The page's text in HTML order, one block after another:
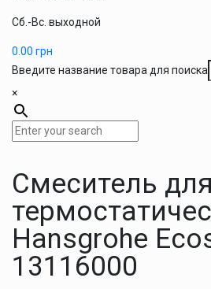
Сб.-Вс. выходной
0.00 грн
Введите название товара для поиска
×
Смеситель
Hansgrohe
13116000